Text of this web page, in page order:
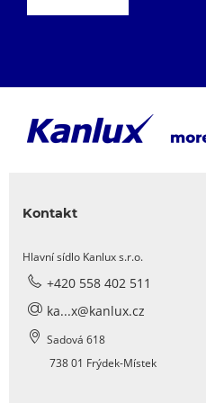
Kontakt
Hlavní sídlo Kanlux s.r.o.
+420 558 402 511
ka...x@kanlux.cz
Sadová 618
738 01 Frýdek-Místek